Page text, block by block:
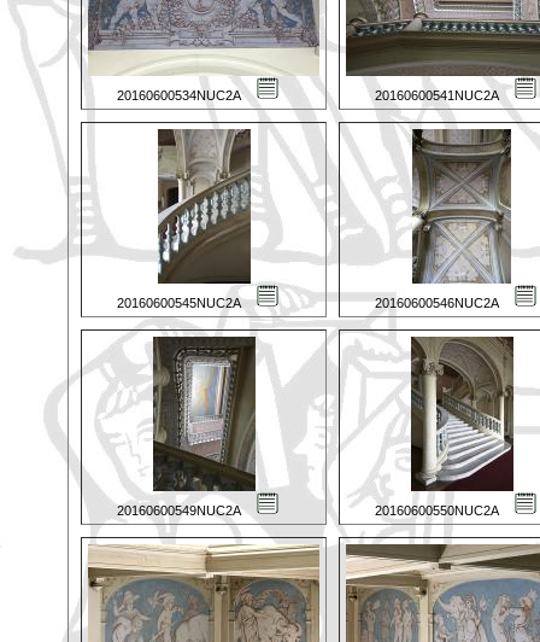
20160600534NUC2A 20160600541NUC2A
20160600545NUC2A 20160600546NUC2A
20160600549NUC2A 20160600550NUC2A